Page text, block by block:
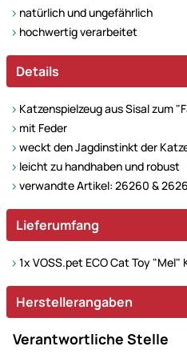
natürlich und ungefährlich
hochwertig verarbeitet
Details
Katzenspielzeug aus Sisal zum
mit Feder
weckt den Jagdinstinkt der
leicht zu handhaben und robust
verwandte Artikel: 26260 &
Lieferumfang
1x VOSS.pet ECO Cat Toy "Mel"
Herstellerangaben
Verantwortliche Stelle